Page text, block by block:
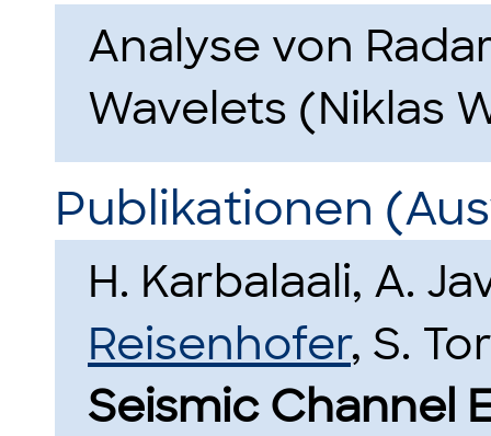
Analyse von
Wavelets (Niklas
Publikationen
H. Karbalaali, A.
Reisenhofer, S.
Seismic Channel